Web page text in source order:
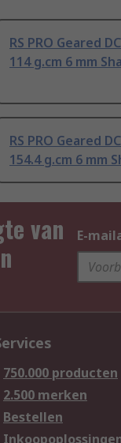
RS PRO Geared
114 g.cm 6 mm
RS PRO Geared
154.4 g.cm 6 mm
van
E-
750.000 producten
2.500 merken
Bestellen